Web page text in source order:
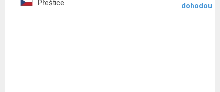
Přeštice dohodou